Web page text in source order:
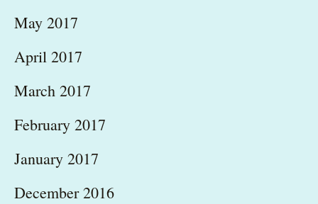
May 2017
April 2017
March 2017
February 2017
January 2017
December 2016